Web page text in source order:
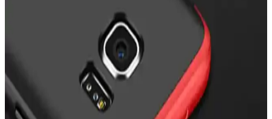
Zebana Samsung Galaxy A23 Uyumlu Kılıf: Estetik
ve Dayanıklı Koruma Çözümü
Zebana Samsung Galaxy A23 uyumlu kılıf, estetik ve fonksiyonellik
sunar. Dayanıklı malzeme, pratik kartlık bölmesi ve şık tasarımıyla
uzun ömürlü koruma sağlar, telefonunuza değer katar.
Samsung Galaxy A35 5G için Şık ve Koruyucu
Silikon Kılıf Detaylı İnceleme